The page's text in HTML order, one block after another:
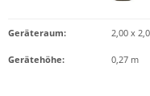
Geräteraum: 2,00 x
Gerätehöhe: 0,27 m